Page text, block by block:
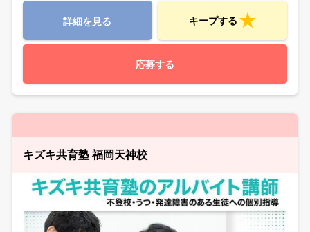
詳細を見る キープする
応募する
キズキ共育塾 福岡天神校